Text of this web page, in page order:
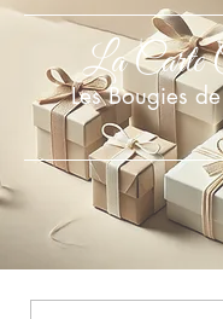
La Carte
Les Bougies